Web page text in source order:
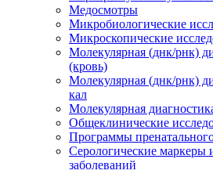
Медосмотры
Микробиологические
Микроскопические
Молекулярная (днк/рнк)
(кровь)
Молекулярная (днк/рнк)
кал
Молекулярная
Общеклинические
Программы
Серологические
заболеваний